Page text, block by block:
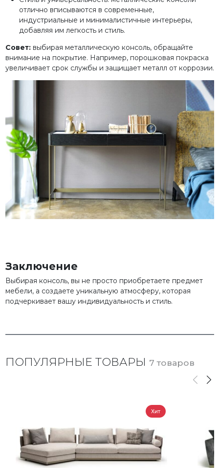
отлично вписываются в современные,
индустриальные и минималистичные интерьеры,
добавляя им легкость и стиль.
Совет: выбирая металлическую консоль, обращайте
внимание на покрытие. Например, порошковая покраска
увеличивает срок службы и защищает металл от коррозии.
Заключение
Выбирая консоль, вы не просто приобретаете предмет
мебели, а создаете уникальную атмосферу, которая
подчеркивает вашу индивидуальность и стиль.
ПОПУЛЯРНЫЕ ТОВАРЫ 7 товаров
Хит